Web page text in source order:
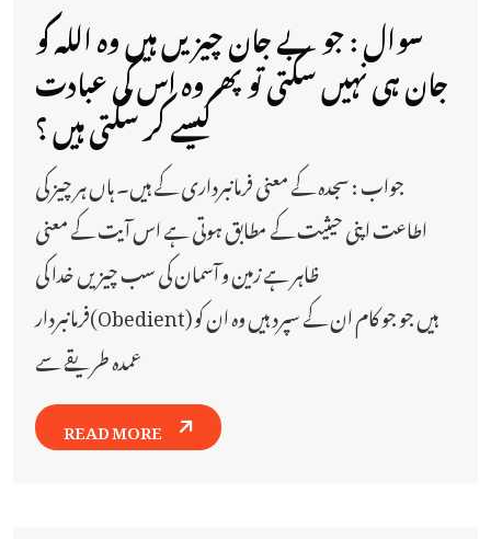
سوال : جو بے جان چیزیں ہیں وہ اللہ کو
جان ہی نہیں سکتی تو پھر وہ اس کی عبادت
کیسے کر سکتی ہیں ؟
جواب : سجدہ کے معنی فرمانبرداری کے ہیں۔ ہاں ہر چیز کی
اطاعت اپنی حیثیت کے مطابق ہوتی ہے اس آیت کے معنی
ظاہر ہے زمین و آسمان کی سب چیزیں خدا کی
فرمانبردار(Obedient) ہیں جو جو کام ان کے سپرد ہیں وہ ان کو
عمدہ طریقے سے
READ MORE